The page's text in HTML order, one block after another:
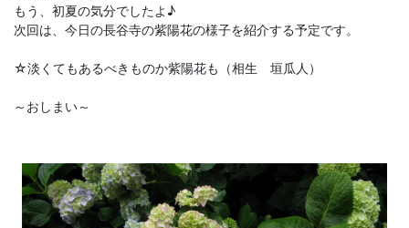
もう、初夏の気分でしたよ♪
次回は、今日の長谷寺の紫陽花の様子を紹介する予定です。
☆淡くてもあるべきものか紫陽花も（相生 垣瓜人）
～おしまい～